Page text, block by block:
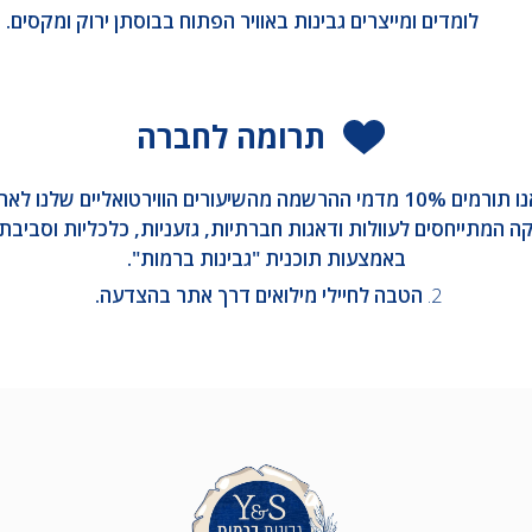
לומדים ומייצרים גבינות באוויר הפתוח בבוסתן ירוק ומקסים.
תרומה לחברה
1. אנו תורמים 10% מדמי ההרשמה מהשיעורים הווירטואליים שלנו
המתייחסים לעוולות ודאגות חברתיות, גזעניות, כלכליות
באמצעות תוכנית "גבינות ברמות".
2. הטבה לחיילי מילואים דרך אתר בהצדעה.